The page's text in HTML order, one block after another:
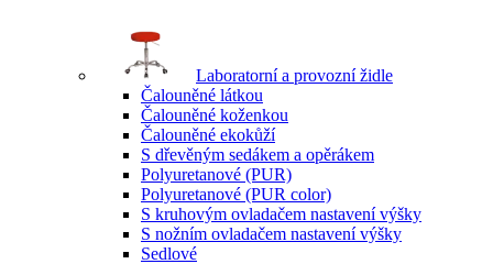
Laboratorní a provozní židle
Čalouněné látkou
Čalouněné koženkou
Čalouněné ekokůží
S dřevěným sedákem a opěrákem
Polyuretanové (PUR)
Polyuretanové (PUR color)
S kruhovým ovladačem nastavení výšky
S nožním ovladačem nastavení výšky
Sedlové